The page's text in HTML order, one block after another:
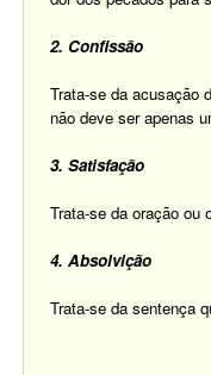
2. Confissão
Trata-se da acusação
não deve ser apenas
3. Satisfação
Trata-se da oração ou
4. Absolvição
Trata-se da sentença